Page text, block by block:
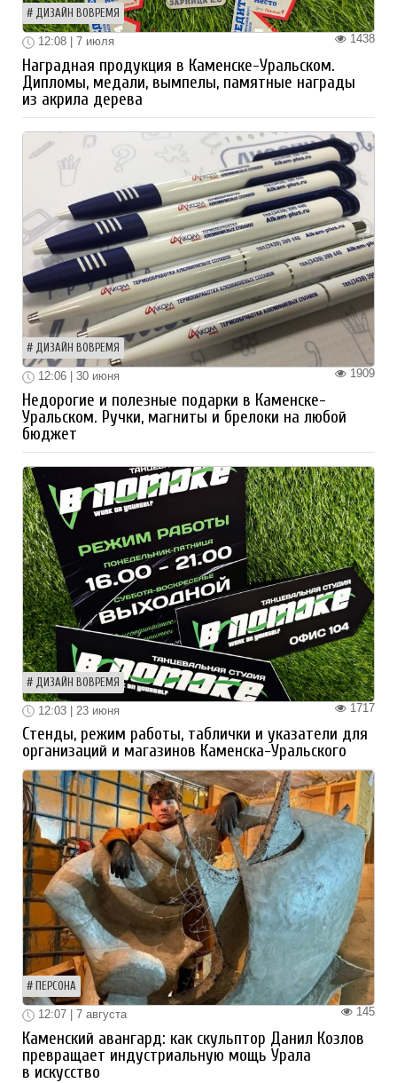
ДИЗАЙН ВОВРЕМЯ
1438
12:08 | 7 июля
Наградная продукция в Каменске-Уральском.
Дипломы, медали, вымпелы, памятные награды
из акрила дерева
ДИЗАЙН ВОВРЕМЯ
1909
12:06 | 30 июня
Недорогие и полезные подарки в Каменске-
Уральском. Ручки, магниты и брелоки на любой
бюджет
ДИЗАЙН ВОВРЕМЯ
1717
12:03 | 23 июня
Стенды, режим работы, таблички и указатели для
организаций и магазинов Каменска-Уральского
ПЕРСОНА
145
12:07 | 7 августа
Каменский авангард: как скульптор Данил Козлов
превращает индустриальную мощь Урала
в искусство